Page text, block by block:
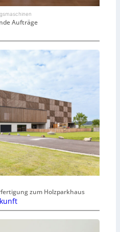
Aufträge
zum Holzparkhaus